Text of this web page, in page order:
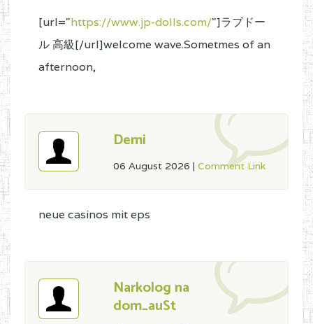
[url="https://www.jp-dolls.com/"]ラブドー
ル 高級[/url]welcome wave.Sometmes of an
afternoon,
Demi
06 August 2026 | Comment Link
neue casinos mit eps
Narkolog na
dom_auSt